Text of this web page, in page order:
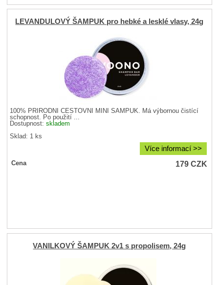
LEVANDULOVÝ ŠAMPUK pro hebké a lesklé vlasy, 24g
100% PŘÍRODNÍ CESTOVNÍ MINI ŠAMPUK. Má výbornou čistící
schopnost. Po použití ...
Dostupnost:skladem
Sklad: 1 ks
Více informací >>
Cena 179CZK
VANILKOVÝ ŠAMPUK 2v1 s propolisem, 24g